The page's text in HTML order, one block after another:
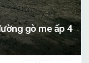
gò me ấp 4